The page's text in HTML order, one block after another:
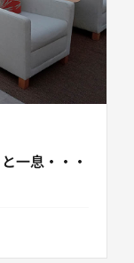
一息・・・